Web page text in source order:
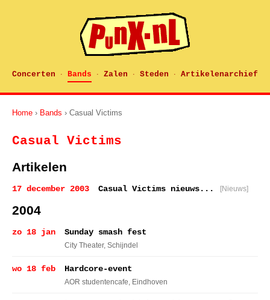
Concerten · Bands · Zalen · Steden · Artikelenarchief
Home › Bands › Casual Victims
Casual Victims
Artikelen
17 december 2003 Casual Victims nieuws... [Nieuws]
2004
zo 18 jan Sunday smash fest
City Theater, Schijndel
wo 18 feb Hardcore-event
AOR studentencafe, Eindhoven